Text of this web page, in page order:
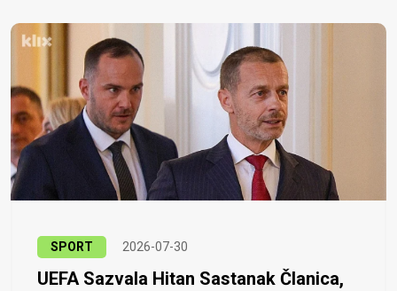
SPORT 2026-07-30
UEFA Sazvala Hitan Sastanak Članica,